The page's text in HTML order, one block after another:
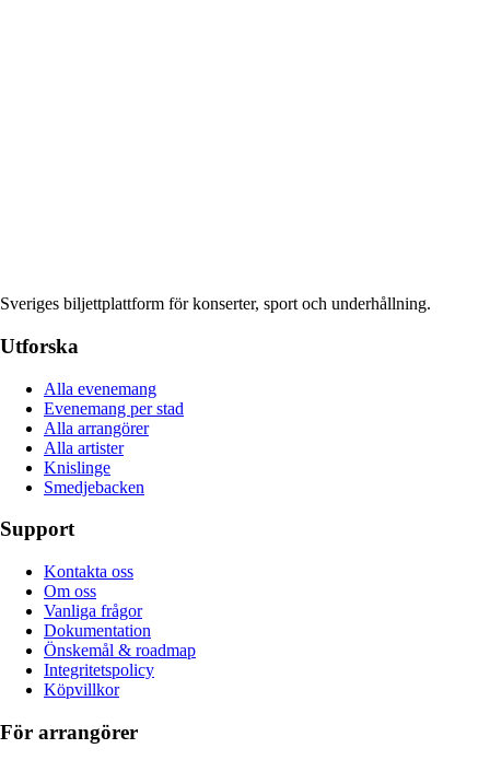
Sveriges biljettplattform för konserter, sport och underhållning.
Utforska
Alla evenemang
Evenemang per stad
Alla arrangörer
Alla artister
Knislinge
Smedjebacken
Support
Kontakta oss
Om oss
Vanliga frågor
Dokumentation
Önskemål & roadmap
Integritetspolicy
Köpvillkor
För arrangörer